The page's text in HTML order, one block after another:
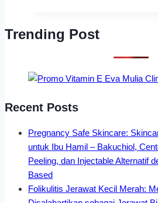
Trending Post
Recent Posts
Pregnancy Safe Skincare:
untuk Ibu Hamil – Bakuchiol,
Peeling, dan Injectable Alternatif
Based
Folikulitis Jerawat Kecil Merah: